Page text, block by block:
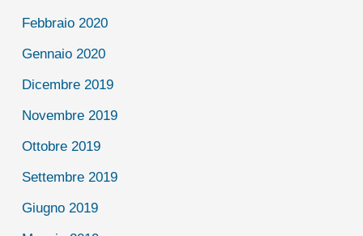
Febbraio 2020
Gennaio 2020
Dicembre 2019
Novembre 2019
Ottobre 2019
Settembre 2019
Giugno 2019